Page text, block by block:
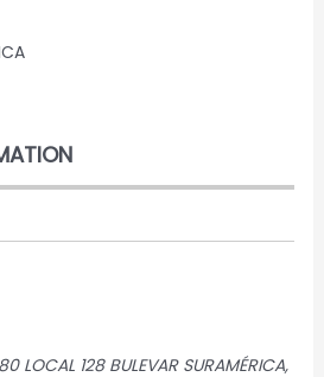
LOCAL 128 BULEVAR SURAMÉRICA,